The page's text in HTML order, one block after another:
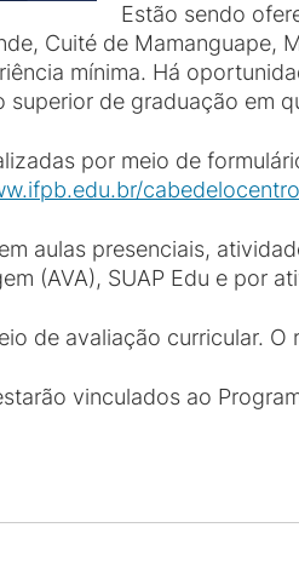
Estão sendo
Cuité de Mamanguape,
mínima. Há
superior de graduação em
por meio de
aulas presenciais,
(AVA), SUAP Edu e por
de avaliação curricular.
vinculados ao